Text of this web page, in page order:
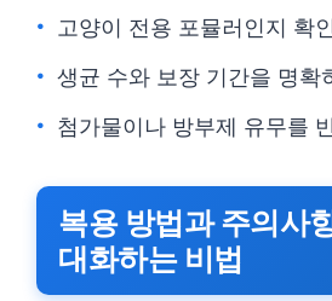
고양이 전용 포뮬러인지 확
생균 수와 보장 기간을 명확
첨가물이나 방부제 유무를
복용 방법과 주의사
대화하는 비법